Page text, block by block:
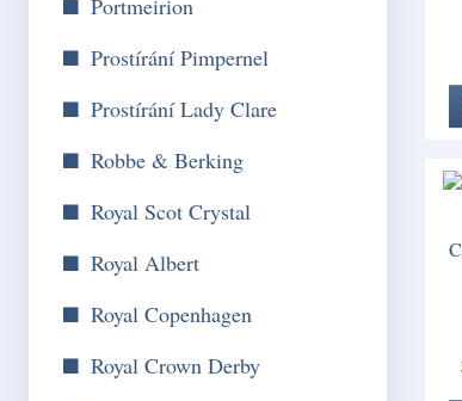
Portmeirion
Prostírání Pimpernel
Prostírání Lady Clare
Robbe & Berking
Royal Scot Crystal
Royal Albert
Royal Copenhagen
Royal Crown Derby